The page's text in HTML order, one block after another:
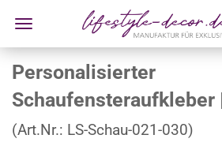
Personalisierter
Schaufensteraufkleber
(Art.Nr.: LS-Schau-021-030)